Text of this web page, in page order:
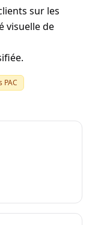
sur les
visuelle de
PAC